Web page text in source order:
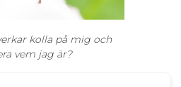
kolla på mig och
vem jag är?